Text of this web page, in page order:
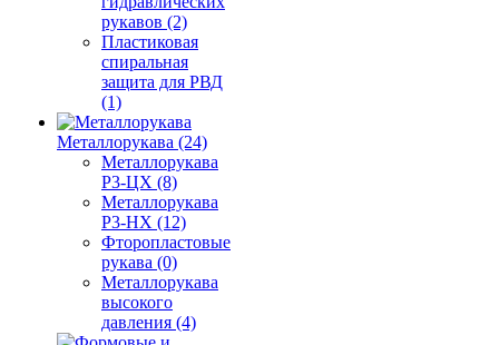
рукавов (2)
Пластиковая
спиральная
защита для РВД
(1)
Металлорукава (24)
Металлорукава
Р3-ЦХ (8)
Металлорукава
Р3-НХ (12)
Фторопластовые
рукава (0)
Металлорукава
высокого
давления (4)